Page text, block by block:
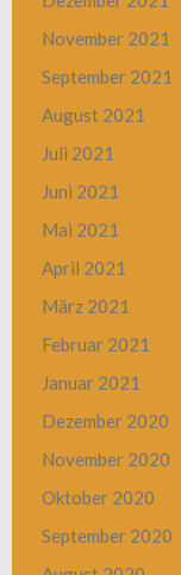
November 2021
September 2021
August 2021
Juli 2021
Juni 2021
Mai 2021
April 2021
März 2021
Februar 2021
Januar 2021
Dezember 2020
November 2020
Oktober 2020
September 2020